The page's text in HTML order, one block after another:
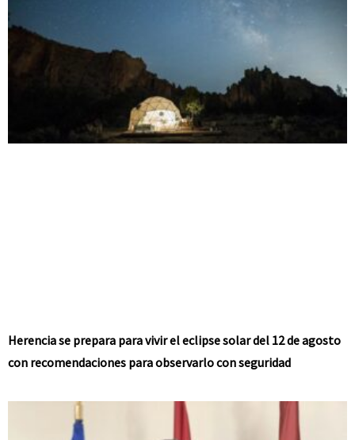
Herencia se prepara para vivir el eclipse solar del 12 de agosto
con recomendaciones para observarlo con seguridad